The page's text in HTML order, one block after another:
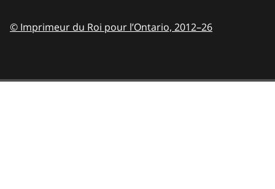
© Imprimeur du Roi pour l’Ontario, 2012–26